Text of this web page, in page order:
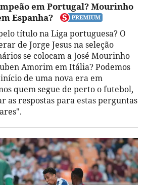
em Portugal? Mourinho
Espanha?
título na Liga portuguesa? O
de Jorge Jesus na seleção
se colocam a José Mourinho
Amorim em Itália? Podemos
de uma nova era em
quem segue de perto o futebol,
as respostas para estas perguntas